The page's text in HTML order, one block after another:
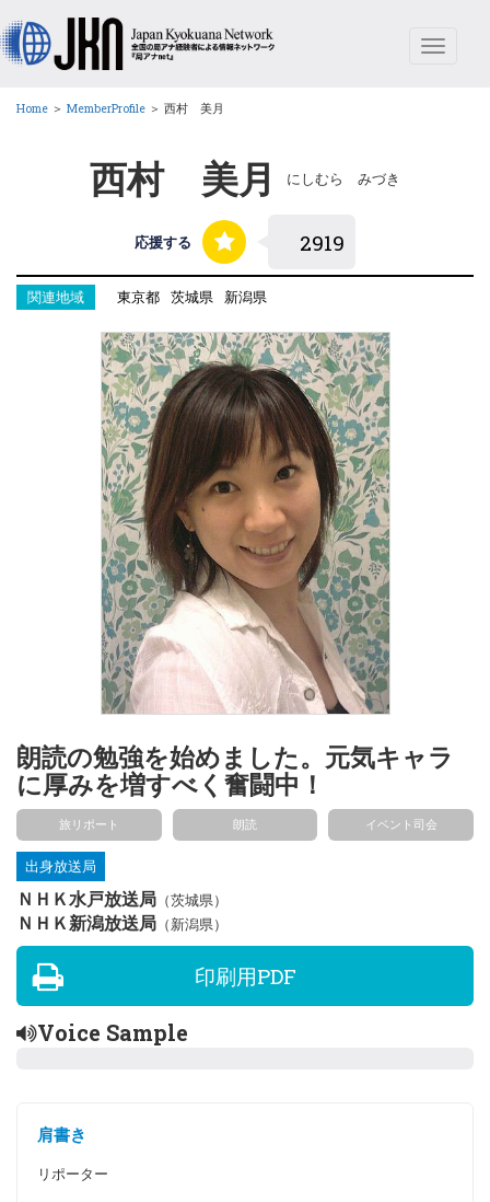
Toggle
Home ＞ MemberProfile ＞ 西村 美月
西村 美月 にしむら みづき
応援する
関連地域 東京都 茨城県 新潟県
朗読の勉強を始めました。元気キャラ
に厚みを増すべく奮闘中！
旅リポート 朗読 イベント司会
出身放送局
ＮＨＫ水戸放送局 （茨城県）
ＮＨＫ新潟放送局 （新潟県）
印刷用PDF
Voice Sample
肩書き
リポーター